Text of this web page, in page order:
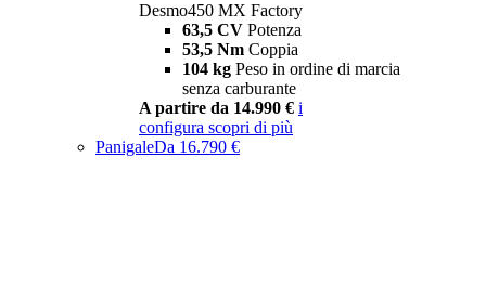
Desmo450 MX Factory
63,5 CV Potenza
53,5 Nm Coppia
104 kg Peso in ordine di marcia
senza carburante
A partire da 14.990 € i
configura scopri di più
PanigaleDa 16.790 €